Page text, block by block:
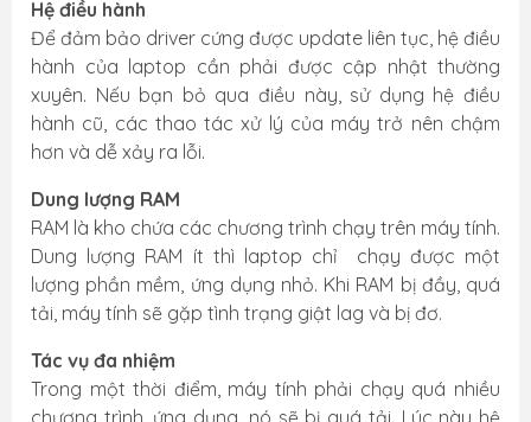
Hệ điều hành
Để đảm bảo driver cứng được update liên tục, hệ điều
hành của laptop cần phải được cập nhật thường
xuyên. Nếu bạn bỏ qua điều này, sử dụng hệ điều
hành cũ, các thao tác xử lý của máy trở nên chậm
hơn và dễ xảy ra lỗi.
Dung lượng RAM
RAM là kho chứa các chương trình chạy trên máy tính.
Dung lượng RAM ít thì laptop chỉ chạy được một
lượng phần mềm, ứng dụng nhỏ. Khi RAM bị đầy, quá
tải, máy tính sẽ gặp tình trạng giật lag và bị đơ.
Tác vụ đa nhiệm
Trong một thời điểm, máy tính phải chạy quá nhiều
chương trình, ứng dụng, nó sẽ bị quá tải. Lúc này hệ